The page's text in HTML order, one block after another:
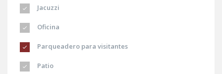
Jacuzzi
Oficina
Parqueadero para visitantes
Patio